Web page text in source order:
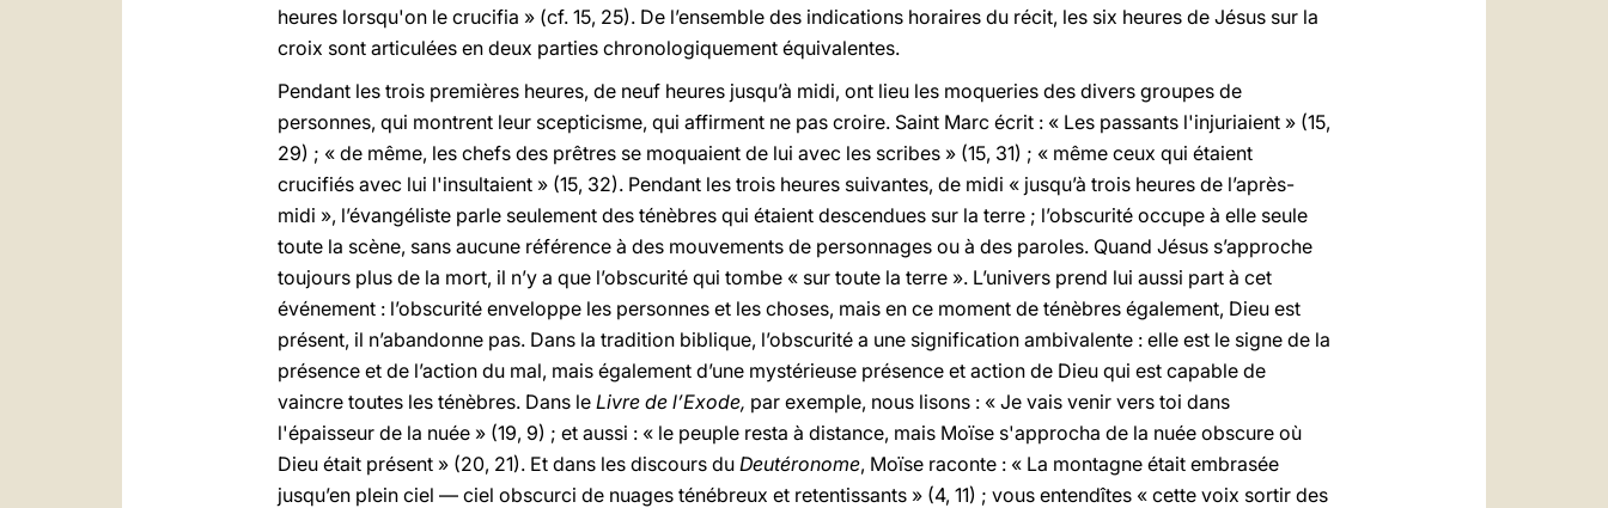
heures lorsqu'on le crucifia » (cf. 15, 25). De l’ensemble des indications horaires du récit, les six heures de Jésus sur la
croix sont articulées en deux parties chronologiquement équivalentes.
Pendant les trois premières heures, de neuf heures jusqu’à midi, ont lieu les moqueries des divers groupes de
personnes, qui montrent leur scepticisme, qui affirment ne pas croire. Saint Marc écrit : « Les passants l'injuriaient » (15,
29) ; « de même, les chefs des prêtres se moquaient de lui avec les scribes » (15, 31) ; « même ceux qui étaient
crucifiés avec lui l'insultaient » (15, 32). Pendant les trois heures suivantes, de midi « jusqu’à trois heures de l’après-
midi », l’évangéliste parle seulement des ténèbres qui étaient descendues sur la terre ; l’obscurité occupe à elle seule
toute la scène, sans aucune référence à des mouvements de personnages ou à des paroles. Quand Jésus s’approche
toujours plus de la mort, il n’y a que l’obscurité qui tombe « sur toute la terre ». L’univers prend lui aussi part à cet
événement : l’obscurité enveloppe les personnes et les choses, mais en ce moment de ténèbres également, Dieu est
présent, il n’abandonne pas. Dans la tradition biblique, l’obscurité a une signification ambivalente : elle est le signe de la
présence et de l’action du mal, mais également d’une mystérieuse présence et action de Dieu qui est capable de
vaincre toutes les ténèbres. Dans le Livre de l’Exode, par exemple, nous lisons : « Je vais venir vers toi dans
l'épaisseur de la nuée » (19, 9) ; et aussi : « le peuple resta à distance, mais Moïse s'approcha de la nuée obscure où
Dieu était présent » (20, 21). Et dans les discours du Deutéronome, Moïse raconte : « La montagne était embrasée
jusqu’en plein ciel — ciel obscurci de nuages ténébreux et retentissants » (4, 11) ; vous entendîtes « cette voix sortir des